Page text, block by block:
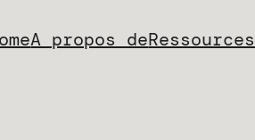
A propos deRessources